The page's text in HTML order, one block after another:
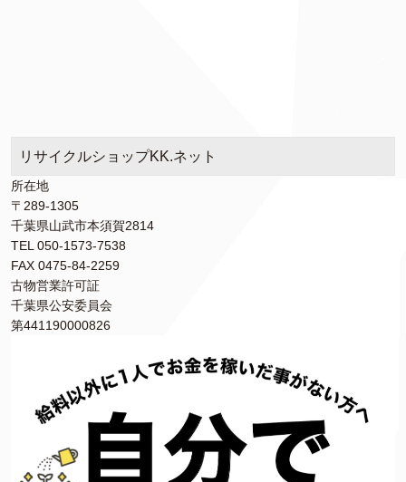
リサイクルショップKK.ネット
所在地
〒289-1305
千葉県山武市本須賀2814
TEL 050-1573-7538
FAX 0475-84-2259
古物営業許可証
千葉県公安委員会
第441190000826